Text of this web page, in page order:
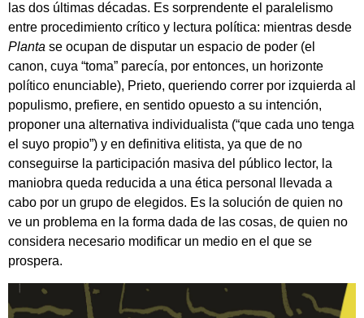
las dos últimas décadas. Es sorprendente el paralelismo
entre procedimiento crítico y lectura política: mientras desde
Planta se ocupan de disputar un espacio de poder (el
canon, cuya “toma” parecía, por entonces, un horizonte
político enunciable), Prieto, queriendo correr por izquierda al
populismo, prefiere, en sentido opuesto a su intención,
proponer una alternativa individualista (“que cada uno tenga
el suyo propio”) y en definitiva elitista, ya que de no
conseguirse la participación masiva del público lector, la
maniobra queda reducida a una ética personal llevada a
cabo por un grupo de elegidos. Es la solución de quien no
ve un problema en la forma dada de las cosas, de quien no
considera necesario modificar un medio en el que se
prospera.